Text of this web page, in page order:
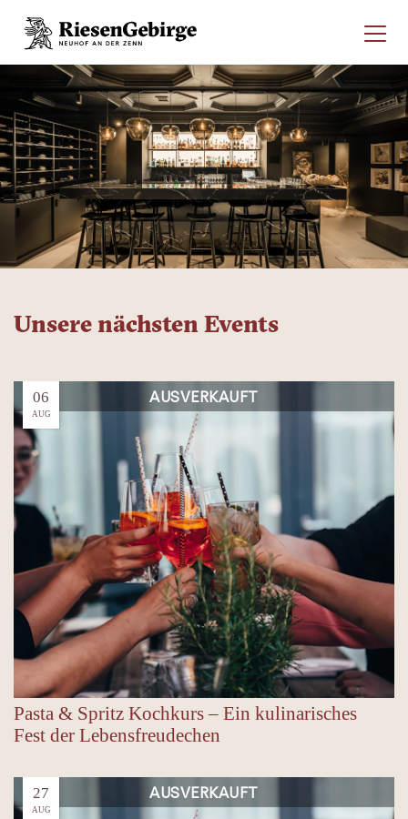
Unsere nächsten Events
06
AUG
Pasta & Spritz Kochkurs – Ein kulinarisches
Fest der Lebensfreudechen
AUSVERKAUFT
27
AUG
AUSVERKAUFT